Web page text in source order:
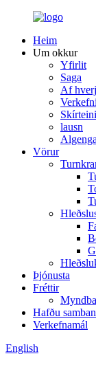
Heim
Um okkur
Yfirlit
Saga
Af
Verkefni
Skírteini
lausn
Vörur
Þjónusta
Fréttir
Hafðu
Verkefnamál
English